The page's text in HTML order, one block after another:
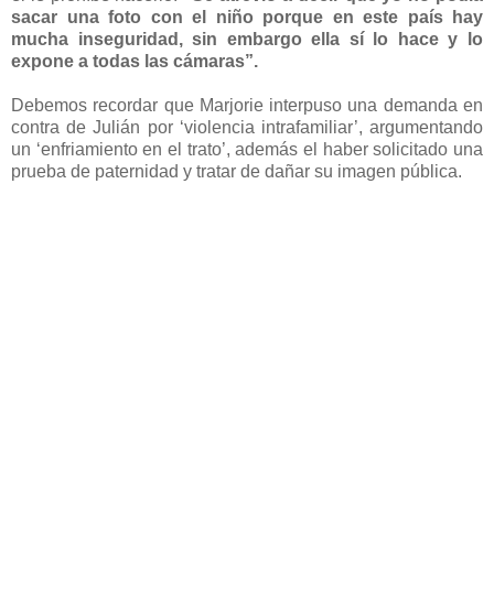
sacar una foto con el niño porque en este país hay
mucha inseguridad, sin embargo ella sí lo hace y lo
expone a todas las cámaras”.
Debemos recordar que Marjorie interpuso una demanda en
contra de Julián por ‘violencia intrafamiliar’, argumentando
un ‘enfriamiento en el trato’, además el haber solicitado una
prueba de paternidad y tratar de dañar su imagen pública.